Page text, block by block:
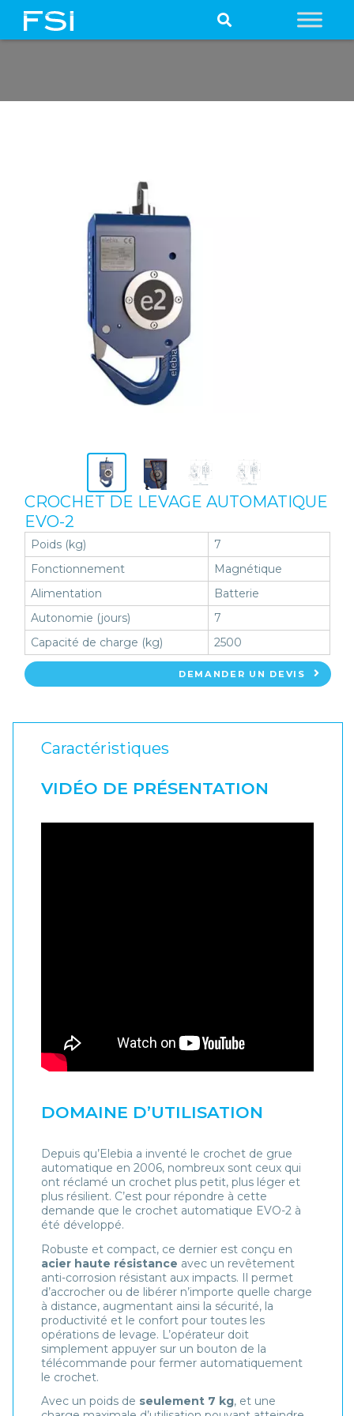
CROCHET DE LEVAGE AUTOMATIQUE
EVO-2
Poids (kg)
7
Fonctionnement
Magnétique
Alimentation
Batterie
Autonomie (jours)
7
Capacité de charge (kg)
2500
DEMANDER UN DEVIS
Caractéristiques
VIDÉO DE PRÉSENTATION
DOMAINE D’UTILISATION
Depuis qu’Elebia a inventé le crochet de grue
automatique en 2006, nombreux sont ceux qui
ont réclamé un crochet plus petit, plus léger et
plus résilient. C’est pour répondre à cette
demande que le crochet automatique EVO-2 à
été développé.
Robuste et compact, ce dernier est conçu en
acier haute résistance avec un revêtement
anti-corrosion résistant aux impacts. Il permet
d’accrocher ou de libérer n’importe quelle charge
à distance, augmentant ainsi la sécurité, la
productivité et le confort pour toutes les
opérations de levage. L’opérateur doit
simplement appuyer sur un bouton de la
télécommande pour fermer automatiquement
le crochet.
Avec un poids de seulement 7 kg, et une